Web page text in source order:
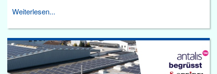
Weiterlesen...